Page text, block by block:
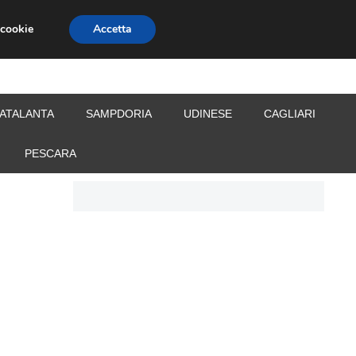
CALCIOMERCATO
ATALANTA SAMPDORIA UDINESE CAGLIARI
PESCARA
Accetta